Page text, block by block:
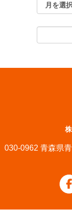
030-0962 青森県